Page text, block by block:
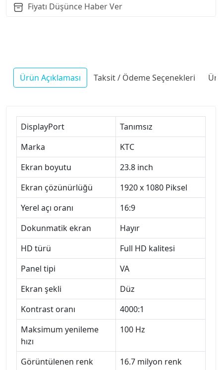
Fiyatı Düşünce Haber Ver
Ürün Açıklaması Taksit / Ödeme Seçenekleri
DisplayPort
Tanımsız
Marka
KTC
Ekran boyutu
23.8 inch
Ekran çözünürlüğü
1920 x 1080 Piksel
Yerel açı oranı
16:9
Dokunmatik ekran
Hayır
HD türü
Full HD kalitesi
Panel tipi
VA
Ekran şekli
Düz
Kontrast oranı
4000:1
Maksimum yenileme
hızı
100 Hz
Görüntülenen renk
16.7 milyon renk